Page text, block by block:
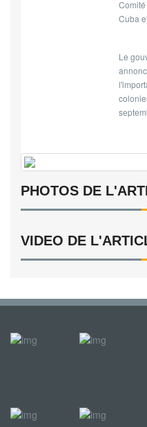
Cuba
Le
PHOTOS DE
VIDEO DE